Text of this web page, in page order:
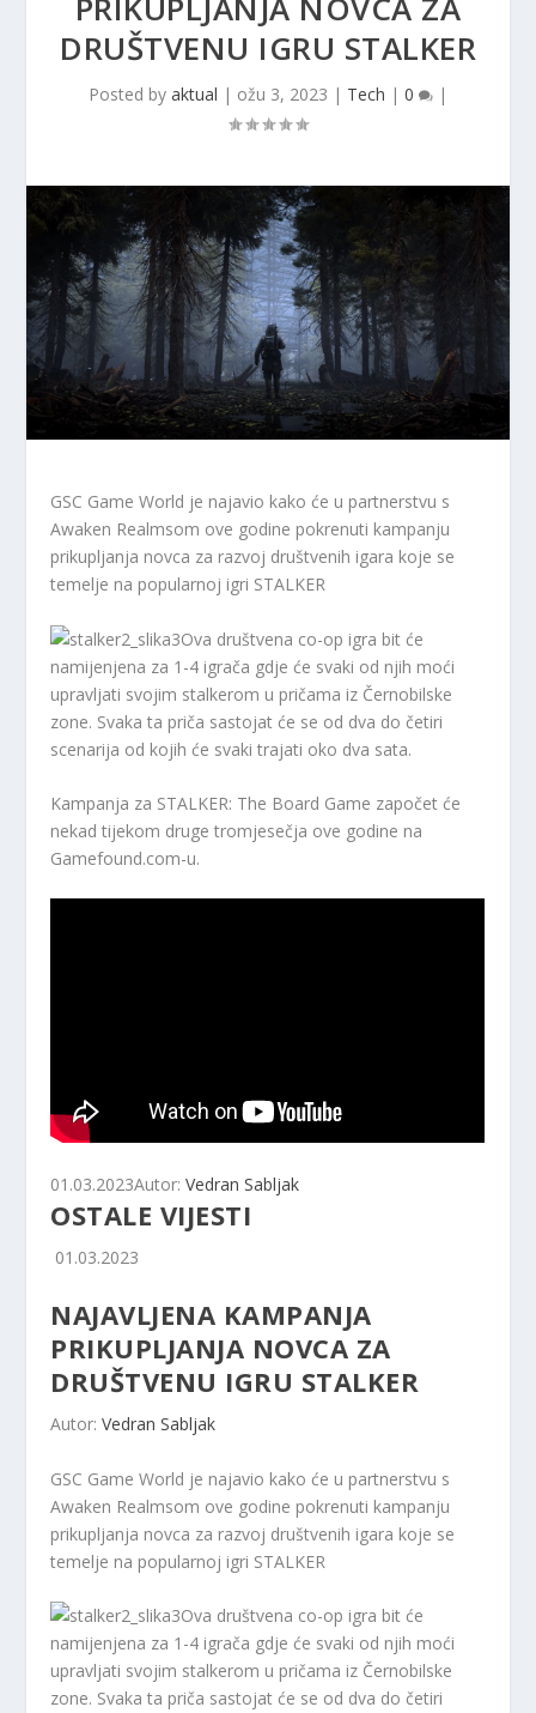
DRUŠTVENU IGRU ​​STALKER
Posted by aktual | ožu 3, 2023 | Tech | 0 |
GSC Game World je najavio kako će u partnerstvu s
Awaken Realmsom ove godine pokrenuti kampanju
prikupljanja novca za razvoj društvenih igara koje se
temelje na popularnoj igri STALKER
Ova društvena co-op igra bit će
namijenjena za 1-4 igrača gdje će svaki od njih moći
upravljati svojim stalkerom u pričama iz Černobilske
zone. Svaka ta priča sastojat će se od dva do četiri
scenarija od kojih će svaki trajati oko dva sata.
Kampanja za STALKER: The Board Game započet će
nekad tijekom druge tromjesečja ove godine na
Gamefound.com-u.
01.03.2023Autor:Vedran Sabljak
OSTALE VIJESTI
01.03.2023
NAJAVLJENA KAMPANJA
PRIKUPLJANJA NOVCA ZA
DRUŠTVENU IGRU ​​STALKER
Autor:Vedran Sabljak
GSC Game World je najavio kako će u partnerstvu s
Awaken Realmsom ove godine pokrenuti kampanju
prikupljanja novca za razvoj društvenih igara koje se
temelje na popularnoj igri STALKER
Ova društvena co-op igra bit će
namijenjena za 1-4 igrača gdje će svaki od njih moći
upravljati svojim stalkerom u pričama iz Černobilske
zone. Svaka ta priča sastojat će se od dva do četiri